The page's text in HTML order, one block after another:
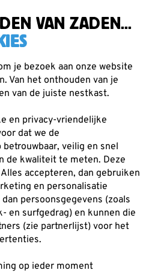
VAN ZADEN...
je bezoek aan onze website
Van het onthouden van je
van de juiste nestkast.
en privacy-vriendelijke
dat we de
veilig en snel
de kwaliteit te meten. Deze
accepteren, dan gebruiken
en personalisatie
persoonsgegevens (zoals
en surfgedrag) en kunnen die
(zie partnerlijst) voor het
op ieder moment